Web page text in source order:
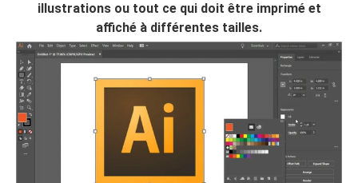
illustrations ou tout ce qui doit être imprimé et
affiché à différentes tailles.